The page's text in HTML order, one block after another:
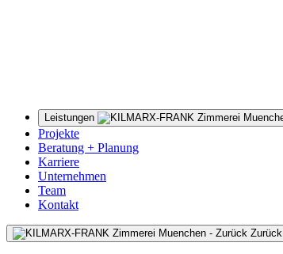
Leistungen
Projekte
Beratung + Planung
Karriere
Unternehmen
Team
Kontakt
Zurück